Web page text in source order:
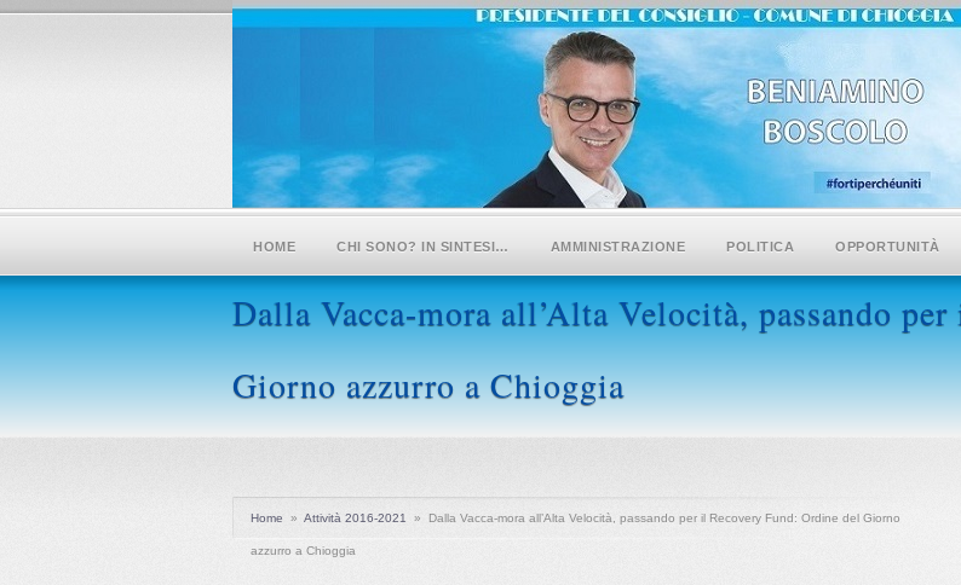
HOME CHI SONO? IN SINTESI… AMMINISTRAZIONE POLITICA OPPORTUNITÀ
Dalla Vacca-mora all’Alta Velocità, passando
Giorno azzurro a Chioggia
Home » Attività 2016-2021 » Dalla Vacca-mora all’Alta Velocità, passando per il Recovery Fund: Ordine del Giorno
azzurro a Chioggia